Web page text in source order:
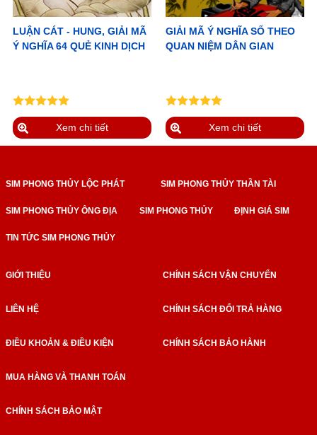
LUẬN CÁT - HUNG, GIẢI MÃ
Ý NGHĨA 64 QUẺ KINH DỊCH
Xem chi tiết
GIẢI MÃ Ý NGHĨA SỐ THEO
QUAN NIỆM DÂN GIAN
Xem chi tiết
SIM PHONG THỦY LỘC PHÁT SIM PHONG THỦY THẦN TÀI
SIM PHONG THỦY ÔNG ĐỊA SIM PHONG THỦY ĐỊNH GIÁ SIM
TIN TỨC SIM PHONG THỦY
GIỚI THIỆU
LIÊN HỆ
ĐIỀU KHOẢN & ĐIỀU KIỆN
MUA HÀNG VÀ THANH TOÁN
CHÍNH SÁCH BẢO MẬT
CHÍNH SÁCH VẬN CHUYỂN
CHÍNH SÁCH ĐỔI TRẢ HÀNG
CHÍNH SÁCH BẢO HÀNH